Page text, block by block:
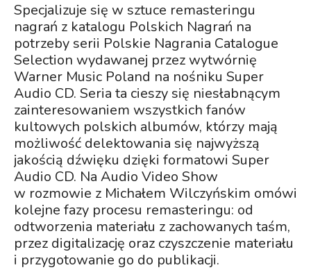
Specjalizuje się w sztuce remasteringu
nagrań z katalogu Polskich Nagrań na
potrzeby serii Polskie Nagrania Catalogue
Selection wydawanej przez wytwórnię
Warner Music Poland na nośniku Super
Audio CD. Seria ta cieszy się niesłabnącym
zainteresowaniem wszystkich fanów
kultowych polskich albumów, którzy mają
możliwość delektowania się najwyższą
jakością dźwięku dzięki formatowi Super
Audio CD. Na Audio Video Show
w rozmowie z Michałem Wilczyńskim omówi
kolejne fazy procesu remasteringu: od
odtworzenia materiału z zachowanych taśm,
przez digitalizację oraz czyszczenie materiału
i przygotowanie go do publikacji.